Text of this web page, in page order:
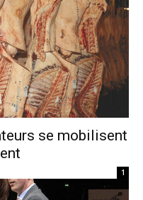
se mobilisent
1